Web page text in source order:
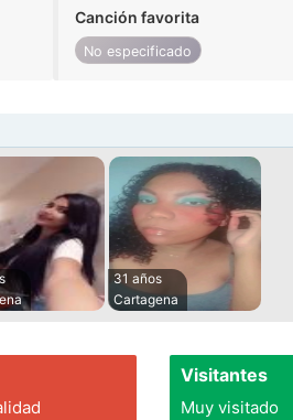
Canción favorita
No especificado
31 años
Cartagena
Visitantes
Muy visitado